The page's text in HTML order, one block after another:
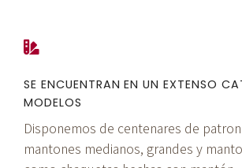
SE ENCUENTRAN EN UN EXTENSO
MODELOS
Disponemos de centenares de
mantones medianos, grandes y